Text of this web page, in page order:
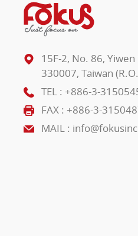
15F-2, No. 86,
330007, Taiwan
TEL : +886-3-
FAX : +886-3-
MAIL :